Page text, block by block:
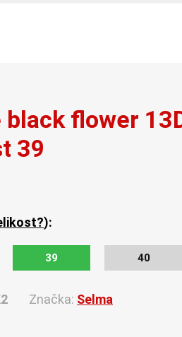
flower
39
):
39 40
Značka: Selma